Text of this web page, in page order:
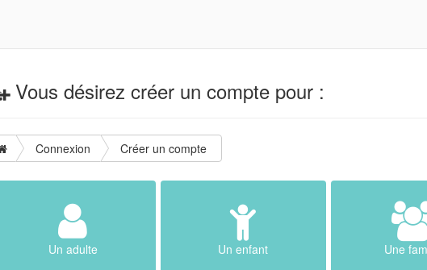
Vous désirez créer un compte pour :
Connexion Créer un compte
Un adulte Un enfant Une